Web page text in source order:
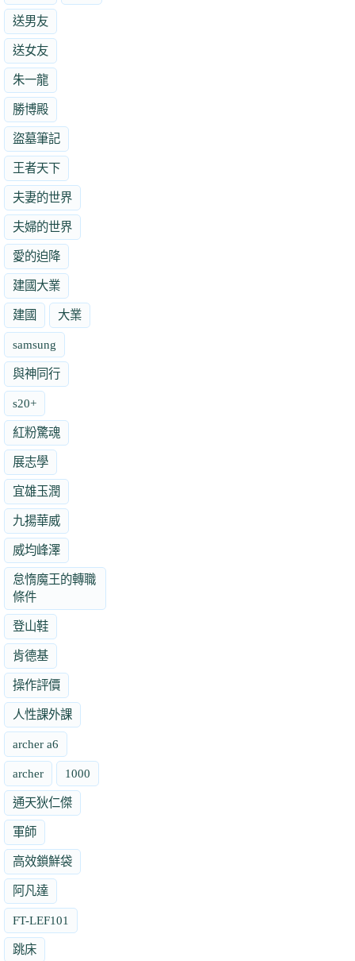
送男友
送女友
朱一龍
勝博殿
盜墓筆記
王者天下
夫妻的世界
夫婦的世界
愛的迫降
建國大業
建國 大業
samsung
與神同行
s20+
紅粉驚魂
展志學
宜雄玉潤
九揚華威
威均峰澤
怠惰魔王的轉職
條件
登山鞋
肯德基
操作評價
人性課外課
archer a6
archer 1000
通天狄仁傑
軍師
高效鎖鮮袋
阿凡達
FT-LEF101
跳床